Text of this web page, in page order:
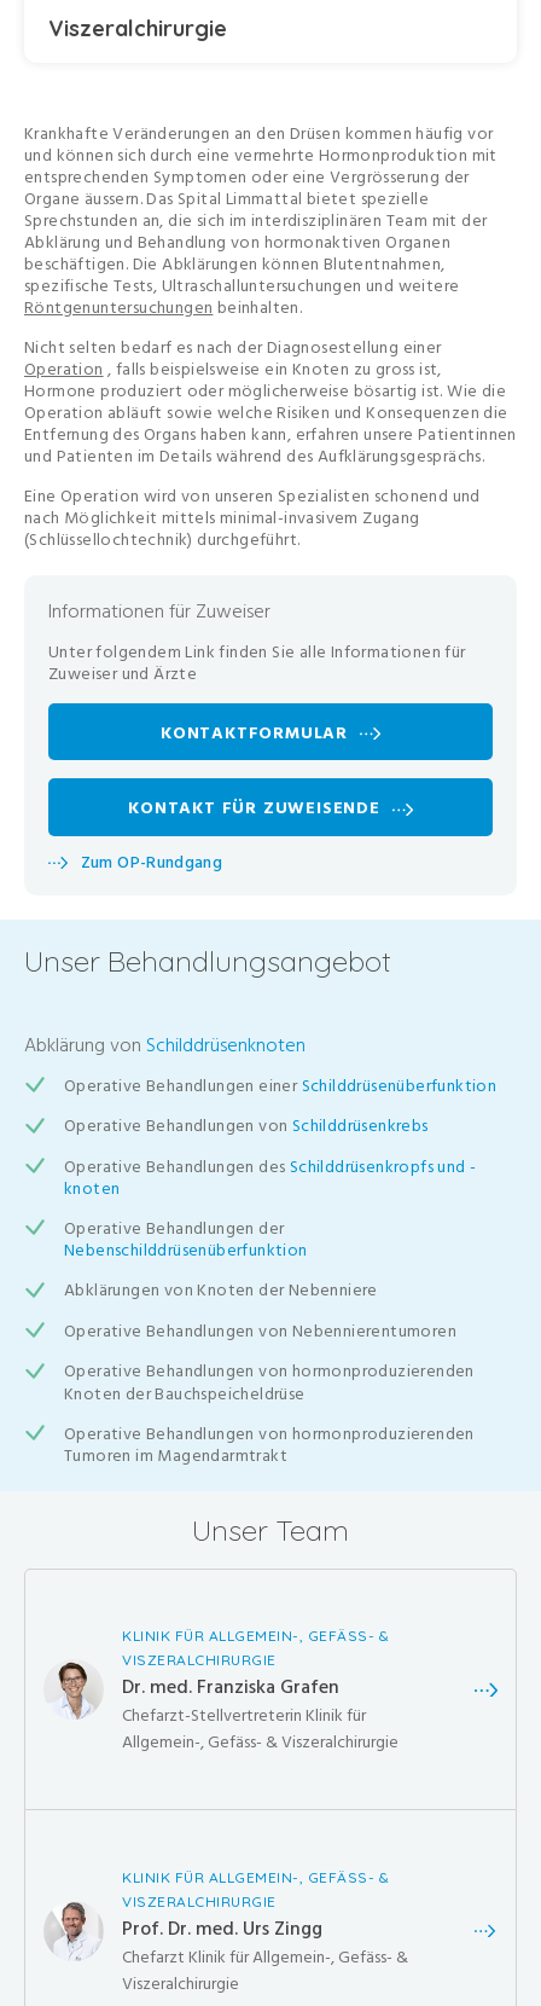
Viszeralchirurgie
Krankhafte Veränderungen an den Drüsen kommen häufig vor
und können sich durch eine vermehrte Hormonproduktion mit
entsprechenden Symptomen oder eine Vergrösserung der
Organe äussern. Das Spital Limmattal bietet spezielle
Sprechstunden an, die sich im interdisziplinären Team mit der
Abklärung und Behandlung von hormonaktiven Organen
beschäftigen. Die Abklärungen können Blutentnahmen,
spezifische Tests, Ultraschalluntersuchungen und weitere
Röntgenuntersuchungen beinhalten.
Nicht selten bedarf es nach der Diagnosestellung einer
Operation , falls beispielsweise ein Knoten zu gross ist,
Hormone produziert oder möglicherweise bösartig ist. Wie die
Operation abläuft sowie welche Risiken und Konsequenzen die
Entfernung des Organs haben kann, erfahren unsere Patientinnen
und Patienten im Details während des Aufklärungsgesprächs.
Eine Operation wird von unseren Spezialisten schonend und
nach Möglichkeit mittels minimal-invasivem Zugang
(Schlüssellochtechnik) durchgeführt.
Informationen für Zuweiser
Unter folgendem Link finden Sie alle Informationen für
Zuweiser und Ärzte
KONTAKTFORMULAR
KONTAKT FÜR ZUWEISENDE
Zum OP-Rundgang
Unser Behandlungsangebot
Abklärung von Schilddrüsenknoten
Operative Behandlungen einerSchilddrüsenüberfunktion
Operative Behandlungen von Schilddrüsenkrebs
Operative Behandlungen desSchilddrüsenkropfs und -
knoten
Operative Behandlungen der
Nebenschilddrüsenüberfunktion
Abklärungen von Knoten der Nebenniere
Operative Behandlungen von Nebennierentumoren
Operative Behandlungen von hormonproduzierenden
Knoten der Bauchspeicheldrüse
Operative Behandlungen von hormonproduzierenden
Tumoren im Magendarmtrakt
Unser Team
KLINIK FÜR ALLGEMEIN-, GEFÄSS- &
VISZERALCHIRURGIE
Dr. med. Franziska Grafen
Chefarzt-Stellvertreterin Klinik für
Allgemein-, Gefäss- & Viszeralchirurgie
KLINIK FÜR ALLGEMEIN-, GEFÄSS- &
VISZERALCHIRURGIE
Prof. Dr. med. Urs Zingg
Chefarzt Klinik für Allgemein-, Gefäss- &
Viszeralchirurgie